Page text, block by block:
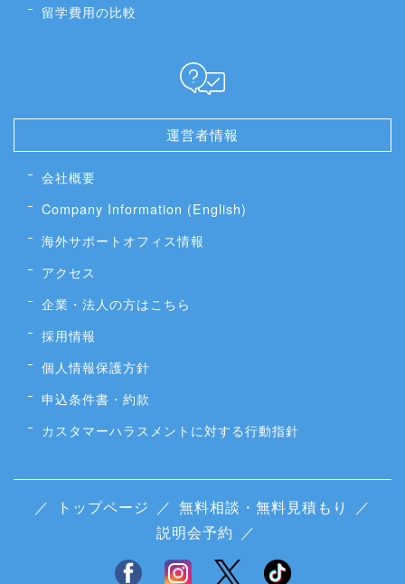
留学費用の比較
運営者情報
会社概要
Company Information (English)
海外サポートオフィス情報
アクセス
企業・法人の方はこちら
採用情報
個人情報保護方針
申込条件書・約款
カスタマーハラスメントに対する行動指針
／ トップページ ／ 無料相談・無料見積もり
／
説明会予約 ／